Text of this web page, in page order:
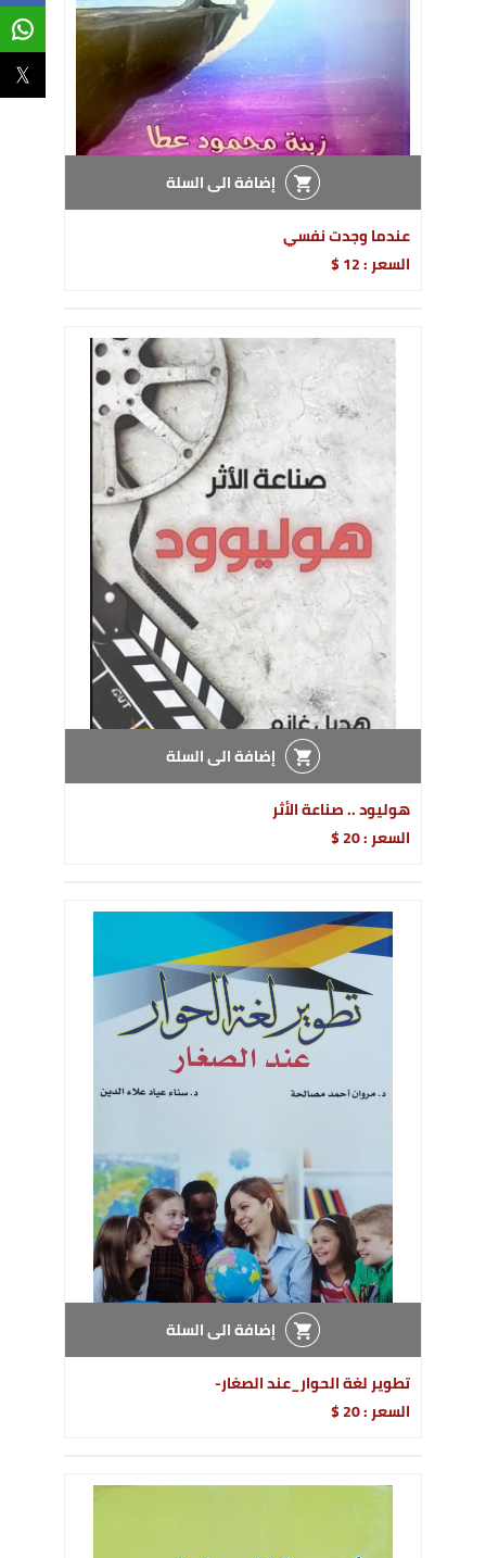
إضافة الى السلة
عندما وجدت نفسي
السعر : 12 $
إضافة الى السلة
هوليود .. صناعة الأثر
السعر : 20 $
إضافة الى السلة
تطوير لغة الحوار_عند الصغار-
السعر : 20 $